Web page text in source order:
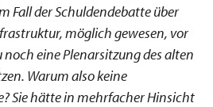
Fall der Schuldendebatte über
möglich gewesen, vor
noch eine Plenarsitzung des alten
Warum also keine
Sie hätte in mehrfacher Hinsicht